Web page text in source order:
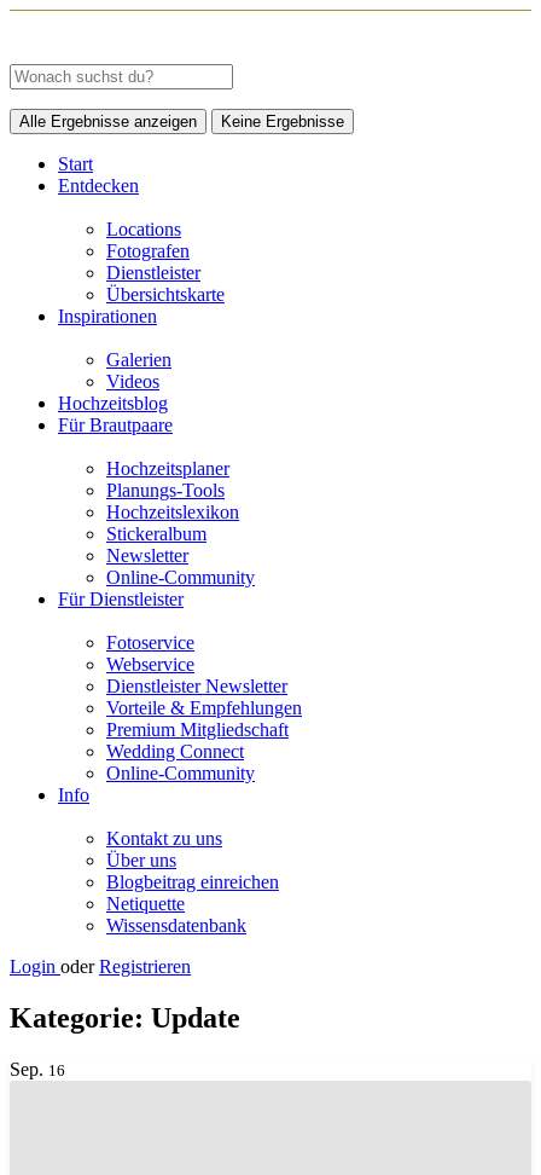
Alle Ergebnisse anzeigen Keine Ergebnisse
Start
Entdecken
Locations
Fotografen
Dienstleister
Übersichtskarte
Inspirationen
Galerien
Videos
Hochzeitsblog
Für Brautpaare
Hochzeitsplaner
Planungs-Tools
Hochzeitslexikon
Stickeralbum
Newsletter
Online-Community
Für Dienstleister
Fotoservice
Webservice
Dienstleister Newsletter
Vorteile & Empfehlungen
Premium Mitgliedschaft
Wedding Connect
Online-Community
Info
Kontakt zu uns
Über uns
Blogbeitrag einreichen
Netiquette
Wissensdatenbank
Login oder Registrieren
Kategorie: Update
Sep. 16